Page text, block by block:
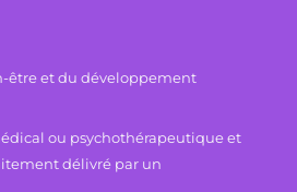
être et du développement
ou psychothérapeutique et
délivré par un